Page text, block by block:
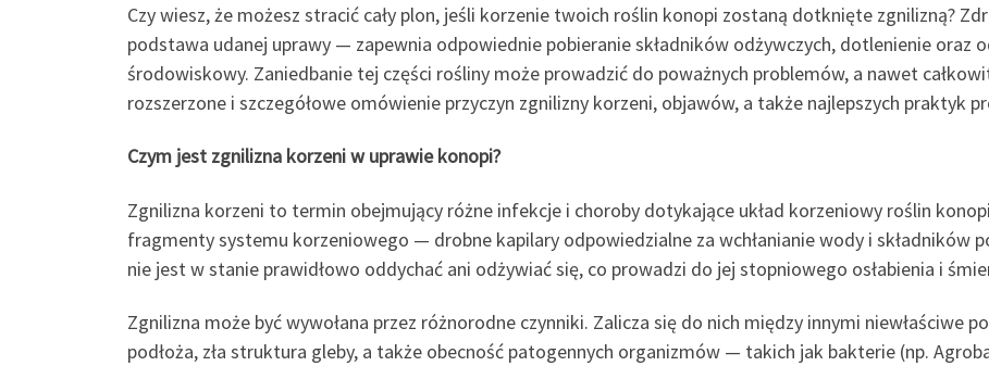
Czy wiesz, że możesz stracić cały plon, jeśli korzenie twoich roślin konopi zostaną dotknięte zgnilizną?
podstawa udanej uprawy — zapewnia odpowiednie pobieranie składników odżywczych, dotlenienie oraz
środowiskowy. Zaniedbanie tej części rośliny może prowadzić do poważnych problemów, a nawet
rozszerzone i szczegółowe omówienie przyczyn zgnilizny korzeni, objawów, a także najlepszych praktyk
Czym jest zgnilizna korzeni w uprawie konopi?
Zgnilizna korzeni to termin obejmujący różne infekcje i choroby dotykające układ korzeniowy roślin
fragmenty systemu korzeniowego — drobne kapilary odpowiedzialne za wchłanianie wody i składników
nie jest w stanie prawidłowo oddychać ani odżywiać się, co prowadzi do jej stopniowego osłabienia i
Zgnilizna może być wywołana przez różnorodne czynniki. Zalicza się do nich między innymi niewłaściwe
podłoża, zła struktura gleby, a także obecność patogennych organizmów — takich jak bakterie (np.